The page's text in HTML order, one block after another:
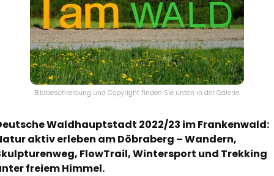
Bildbeschreibung und Copyright finden Sie unten in der Galerie.
Waldhauptstadt 2022/23 im Frankenwald:
aktiv erleben am Döbraberg – Wandern,
FlowTrail, Wintersport und Trekking
freiem Himmel.